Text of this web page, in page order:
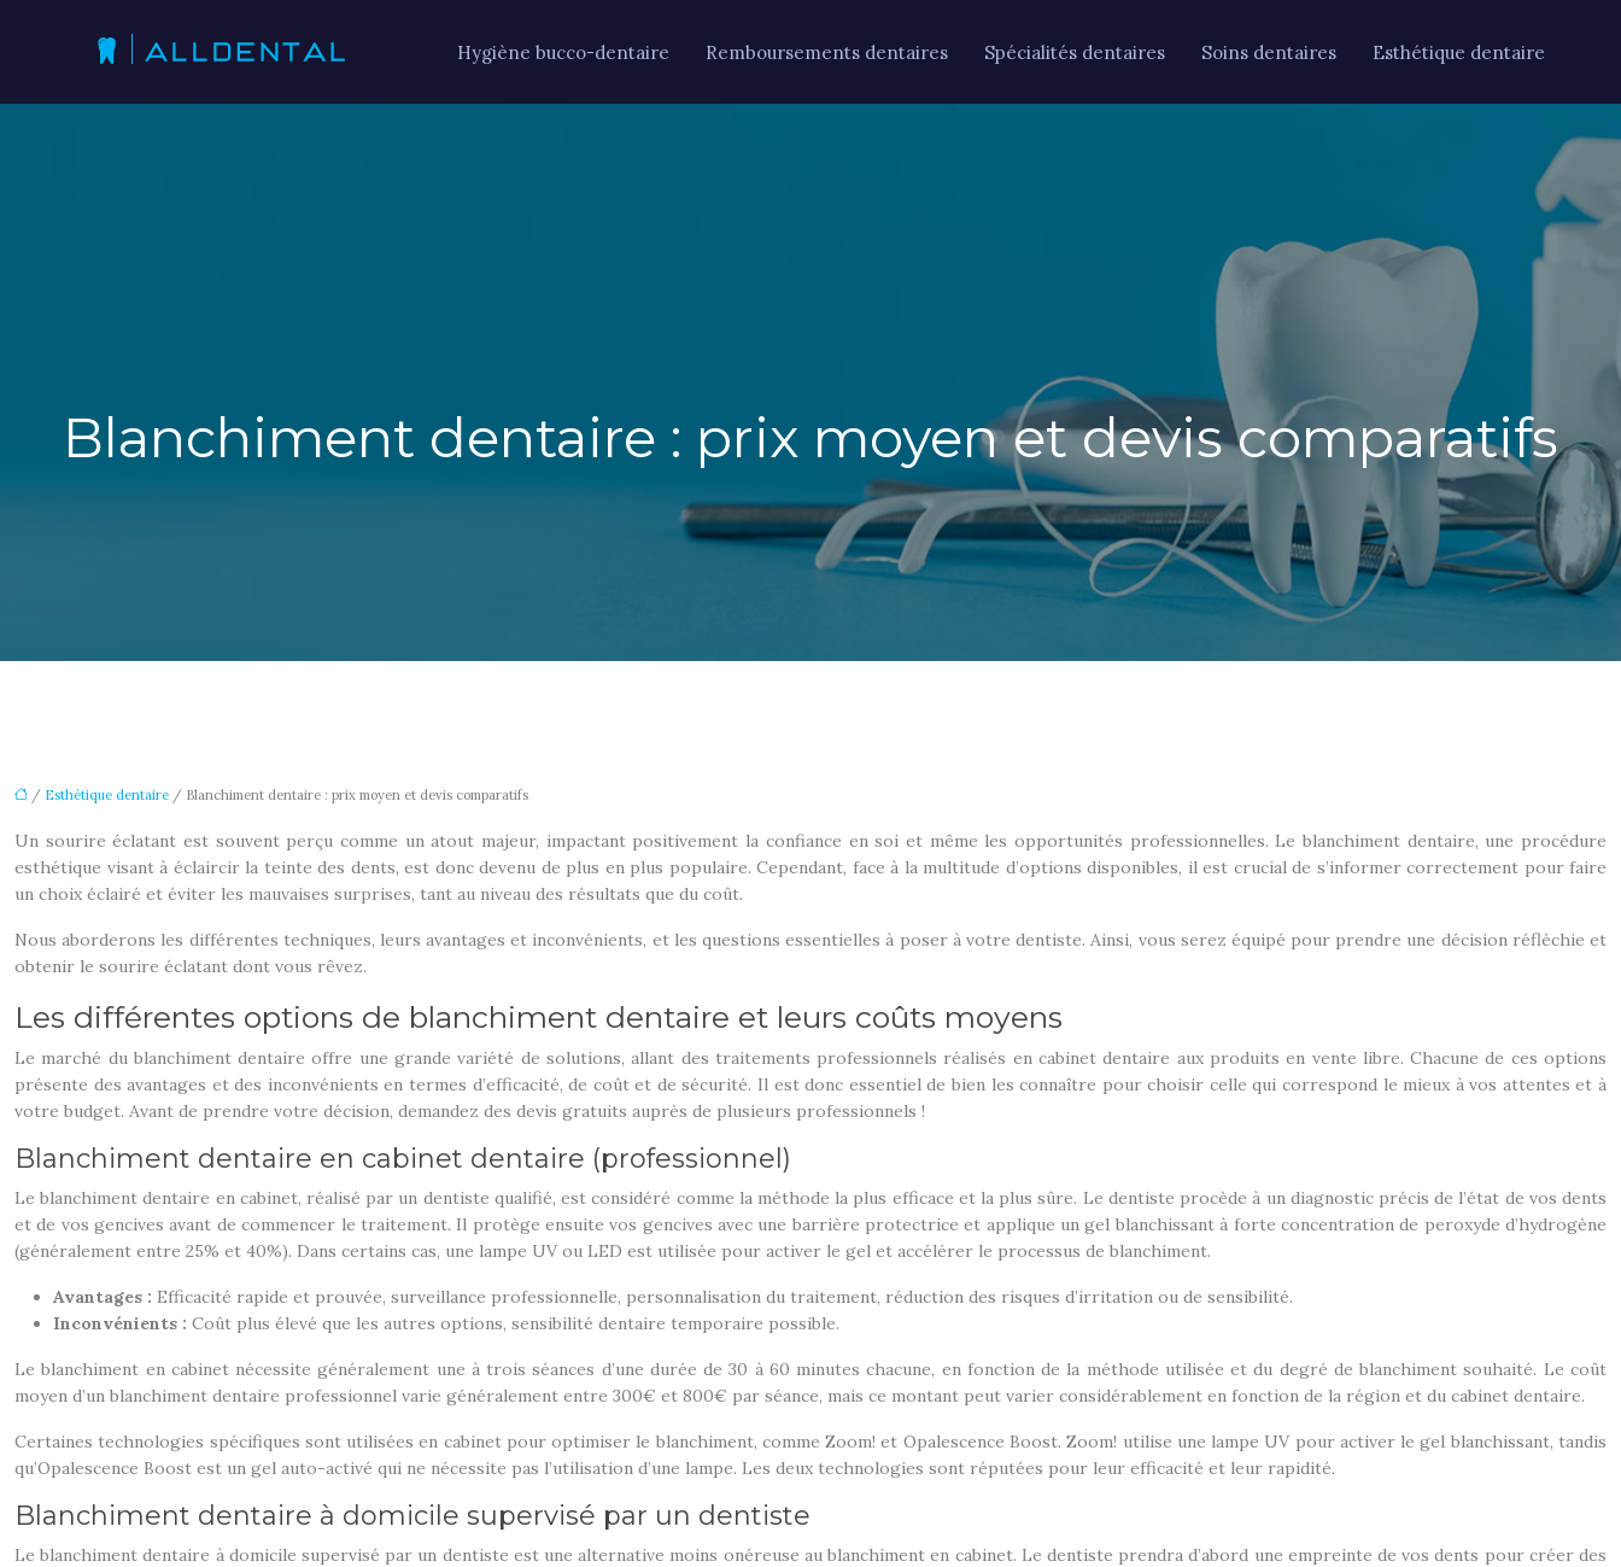
Hygiène bucco-dentaire Remboursements dentaires Spécialités dentaires Soins dentaires Esthétique dentaire
Blanchiment dentaire : prix moyen et devis comparatifs
/ Esthétique dentaire / Blanchiment dentaire : prix moyen et devis comparatifs
Un sourire éclatant est souvent perçu comme un atout majeur, impactant positivement la confiance en soi et même les opportunités professionnelles. Le blanchiment dentaire, une procédure
esthétique visant à éclaircir la teinte des dents, est donc devenu de plus en plus populaire. Cependant, face à la multitude d’options disponibles, il est crucial de s’informer correctement pour faire
un choix éclairé et éviter les mauvaises surprises, tant au niveau des résultats que du coût.
Nous aborderons les différentes techniques, leurs avantages et inconvénients, et les questions essentielles à poser à votre dentiste. Ainsi, vous serez équipé pour prendre une décision réfléchie et
obtenir le sourire éclatant dont vous rêvez.
Les différentes options de blanchiment dentaire et leurs coûts moyens
Le marché du blanchiment dentaire offre une grande variété de solutions, allant des traitements professionnels réalisés en cabinet dentaire aux produits en vente libre. Chacune de ces options
présente des avantages et des inconvénients en termes d’efficacité, de coût et de sécurité. Il est donc essentiel de bien les connaître pour choisir celle qui correspond le mieux à vos attentes et à
votre budget. Avant de prendre votre décision, demandez des devis gratuits auprès de plusieurs professionnels !
Blanchiment dentaire en cabinet dentaire (professionnel)
Le blanchiment dentaire en cabinet, réalisé par un dentiste qualifié, est considéré comme la méthode la plus efficace et la plus sûre. Le dentiste procède à un diagnostic précis de l’état de vos dents
et de vos gencives avant de commencer le traitement. Il protège ensuite vos gencives avec une barrière protectrice et applique un gel blanchissant à forte concentration de peroxyde d’hydrogène
(généralement entre 25% et 40%). Dans certains cas, une lampe UV ou LED est utilisée pour activer le gel et accélérer le processus de blanchiment.
Avantages : Efficacité rapide et prouvée, surveillance professionnelle, personnalisation du traitement, réduction des risques d’irritation ou de sensibilité.
Inconvénients : Coût plus élevé que les autres options, sensibilité dentaire temporaire possible.
Le blanchiment en cabinet nécessite généralement une à trois séances d’une durée de 30 à 60 minutes chacune, en fonction de la méthode utilisée et du degré de blanchiment souhaité. Le coût
moyen d’un blanchiment dentaire professionnel varie généralement entre 300€ et 800€ par séance, mais ce montant peut varier considérablement en fonction de la région et du cabinet dentaire.
Certaines technologies spécifiques sont utilisées en cabinet pour optimiser le blanchiment, comme Zoom! et Opalescence Boost. Zoom! utilise une lampe UV pour activer le gel blanchissant, tandis
qu’Opalescence Boost est un gel auto-activé qui ne nécessite pas l’utilisation d’une lampe. Les deux technologies sont réputées pour leur efficacité et leur rapidité.
Blanchiment dentaire à domicile supervisé par un dentiste
Le blanchiment dentaire à domicile supervisé par un dentiste est une alternative moins onéreuse au blanchiment en cabinet. Le dentiste prendra d’abord une empreinte de vos dents pour créer des